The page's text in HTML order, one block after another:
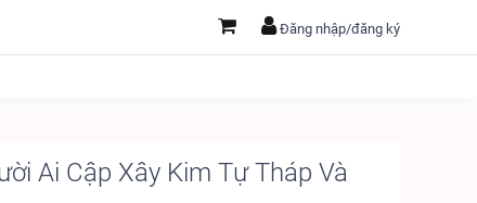
Đăng nhập/đăng ký
Ai Cập Xây Kim Tự Tháp Và